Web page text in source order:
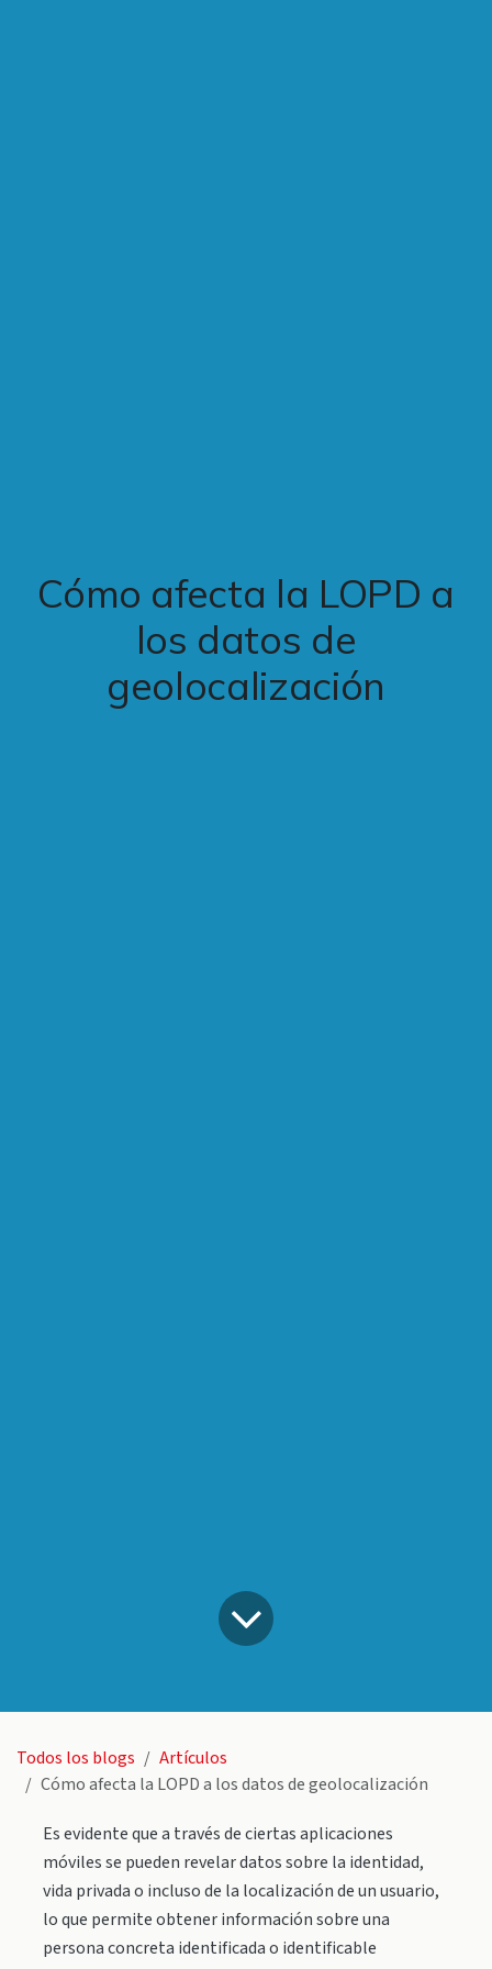
Cómo afecta la LOPD a
los datos de
geolocalización
Todos los blogs
Artículos
Cómo afecta la LOPD a los datos de geolocalización
Es evidente que a través de ciertas aplicaciones
móviles se pueden revelar datos sobre la identidad,
vida privada o incluso de la localización de un usuario,
lo que permite obtener información sobre una
persona concreta identificada o identificable